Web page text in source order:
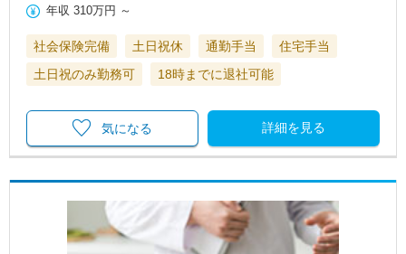
年収 310万円 ～
社会保険完備 土日祝休 通勤手当
住宅手当
土日祝のみ勤務可
18時までに退社可能
詳細を見る
気になる